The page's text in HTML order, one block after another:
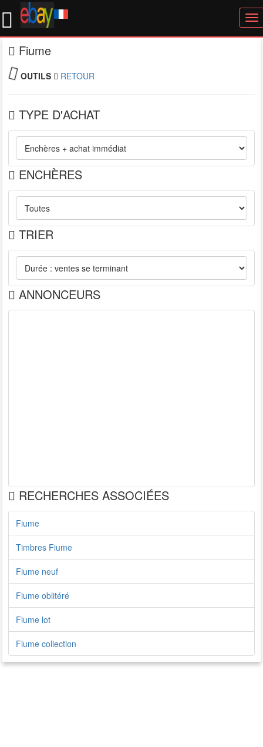
Fiume
OUTILS RETOUR
TYPE D'ACHAT
ENCHÈRES
TRIER
ANNONCEURS
RECHERCHES ASSOCIÉES
Fiume
Timbres Fiume
Fiume neuf
Fiume oblitéré
Fiume lot
Fiume collection